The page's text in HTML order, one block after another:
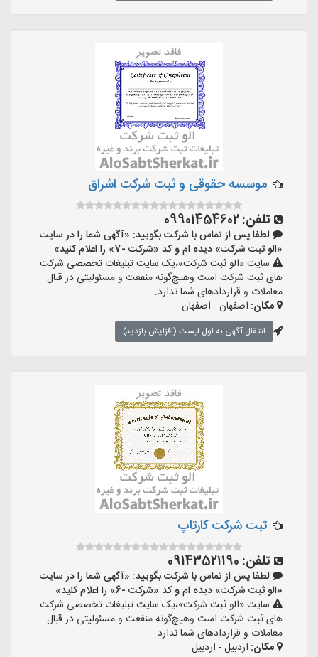
موسسه حقوقی و ثبت شرکت اشراق
تلفن:09901454602
لطفا پس از تماس با شرکت بگویید: «آگهی شما را در سایت
«الو ثبت شرکت» دیده ام و کد «شرکت -7» را اعلام کنید»
سایت «الو ثبت شرکت»،یک سایت تبلیغات تخصصی شرکت
های ثبت شرکت است وهیچ‌گونه منفعت و مسئولیتی در قبال
معاملات و قراردادهای شما ندارد.
مکان: اصفهان - اصفهان
انتقال آگهی به اول لیست (افزایش بازدید)
ثبت شرکت کارتاپ
تلفن: 09143521190
لطفا پس از تماس با شرکت بگویید: «آگهی شما را در سایت
«الو ثبت شرکت» دیده ام و کد «شرکت -6» را اعلام کنید»
سایت «الو ثبت شرکت»،یک سایت تبلیغات تخصصی شرکت
های ثبت شرکت است وهیچ‌گونه منفعت و مسئولیتی در قبال
معاملات و قراردادهای شما ندارد.
مکان: اردبیل - اردبیل